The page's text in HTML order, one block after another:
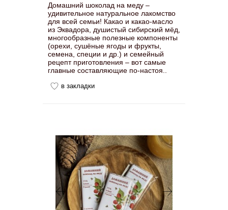
Домашний шоколад на меду –
удивительное натуральное лакомство
для всей семьи! Какао и какао-масло
из Эквадора, душистый сибирский мёд,
многообразные полезные компоненты
(орехи, сушёные ягоды и фрукты,
семена, специи и др.) и семейный
рецепт приготовления – вот самые
главные составляющие по-настоя..
в закладки